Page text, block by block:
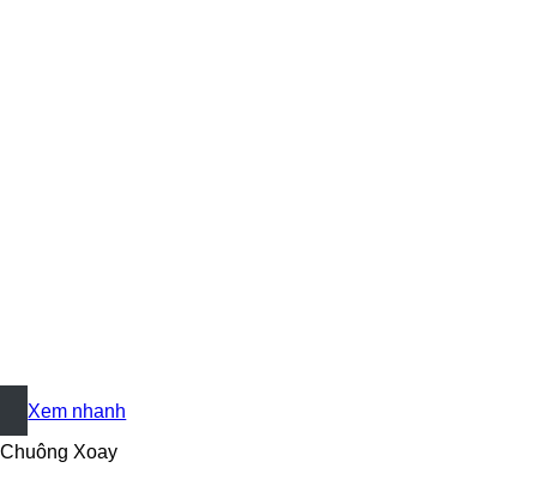
+
Xem nhanh
Chuông Xoay